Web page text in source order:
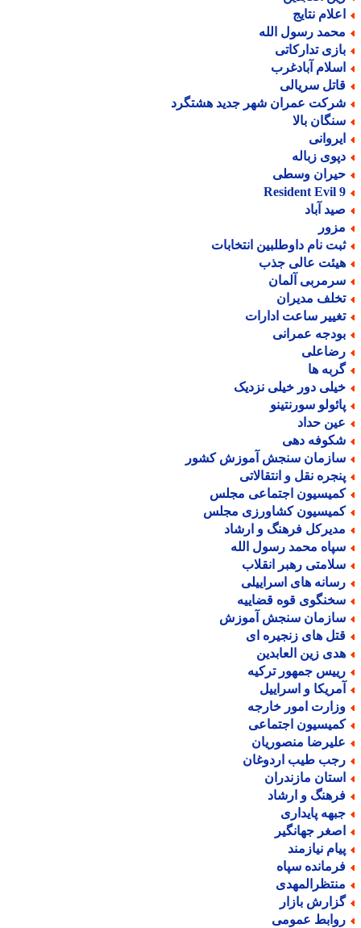
نتایج
رسول الله
تدارکاتی
آبادغرب
سریالی
عمران شهر جدید هشتگرد
بالا
زباله
وسطی
Resident Evil
آباد
نام داوطلبین انتخابات
عالی جذب
آلمان
مدیران
ساعت ادارات
عمرانی
ها
دور خیلی نزدیک
سورنتینو
حداد
دهی
سنجش آموزش کشور
نقل و انتقالاتی
اجتماعی مجلس
کشاورزی مجلس
فرهنگ و ارشاد
محمد رسول الله
رهبر انقلاب
های اسراییلی
قوه قضاییه
سنجش آموزش
های زنجیره ای
زین العابدین
جمهور ترکیه
و اسراییل
امور خارجه
اجتماعی
منصوریان
طیب اردوغان
مازندران
و ارشاد
پایداری
جهانگیر
نیازمند
سپاه
بازار
عمومی